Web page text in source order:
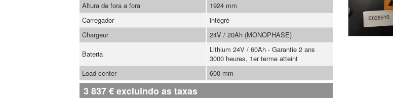
Altura de fora a fora
1924 mm
Carregador
intégré
Chargeur
24V / 20Ah (MONOPHASE)
Bateria
Lithium 24V / 60Ah - Garantie 2 ans
3000 heures, 1er terme atteint
Load center
600 mm
3 837€excluindo as taxas